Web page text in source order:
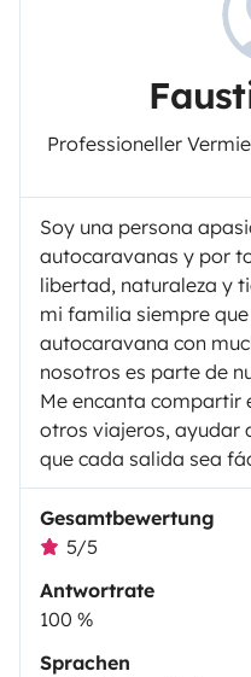
Professioneller
Soy una persona
autocaravanas y por
libertad, naturaleza y
mi familia siempre
autocaravana con
nosotros es parte de
Me encanta compartir
otros viajeros, ayudar
que cada salida sea
Gesamtbewertung
5/5
Antwortrate
100 %
Sprachen